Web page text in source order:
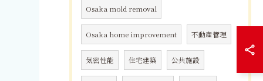
Osaka mold removal
Osaka home improvement 不動産管理
気密性能 住宅建築 公共施設